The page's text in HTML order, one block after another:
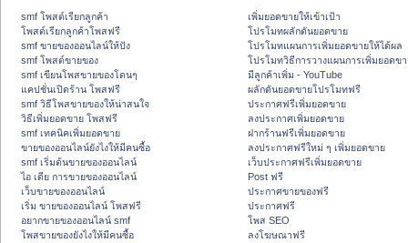
smf โพสต์เรียกลูกค้า
โพสต์เรียกลูกค้าโพสฟรี
smf ขายของออนไลน์ให้ปัง
smf โพสต์ขายของ
smf เขียนโพสขายของโดนๆ
แคปชั่นเปิดร้าน โพสฟรี
smf วิธีโพสขายของให้น่าสนใจ
วิธีเพิ่มยอดขาย โพสฟรี
smf เทคนิคเพิ่มยอดขาย
ขายของออนไลน์ยังไงให้มีคนซื้อ
smf เริ่มต้นขายของออนไลน์
ไอ เดีย การขายของออนไลน์
เว็บขายของออนไลน์
เริ่ม ขายของออนไลน์ โพสฟรี
อยากขายของออนไลน์ smf
โพสขายของยังไงให้มีคนซื้อ
เพิ่มยอดขายให้เข้าเป้า
โปรโมทผลักดันยอดขาย
โปรโมทแผนการเพิ่มยอดขายให้ได้ผล
โปรโมทวิธีการวางแผนการเพิ่มยอดข
มีลูกค้าเพิ่ม - YouTube
ผลักดันยอดขายโปรโมทฟรี
ประกาศฟรีเพิ่มยอดขาย
ลงประกาศเพิ่มยอดขาย
ฝากร้านฟรีเพิ่มยอดขาย
ลงประกาศฟรีใหม่ ๆ เพิ่มยอดขาย
เว็บประกาศฟรีเพิ่มยอดขาย
Post ฟรี
ประกาศขายของฟรี
ประกาศฟรี
โพส SEO
ลงโฆษณาฟรี